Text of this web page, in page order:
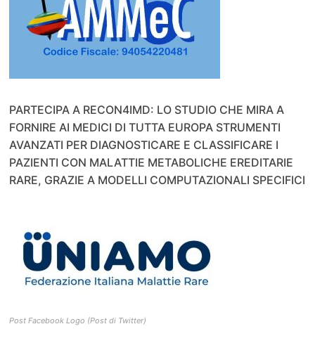
PARTECIPA A RECON4IMD: LO STUDIO CHE MIRA A
FORNIRE AI MEDICI DI TUTTA EUROPA STRUMENTI
AVANZATI PER DIAGNOSTICARE E CLASSIFICARE I
PAZIENTI CON MALATTIE METABOLICHE EREDITARIE
RARE, GRAZIE A MODELLI COMPUTAZIONALI SPECIFICI
Post Facebook Logo (Post di Twitter)